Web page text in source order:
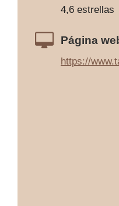
4,6 estrellas
Página
https://